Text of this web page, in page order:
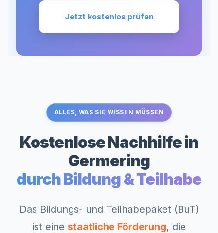
Jetzt kostenlos prüfen
ALLES, WAS SIE WISSEN MÜSSEN
Kostenlose Nachhilfe in
Germering
durch Bildung & Teilhabe
Das Bildungs- und Teilhabepaket (BuT)
ist eine staatliche Förderung, die